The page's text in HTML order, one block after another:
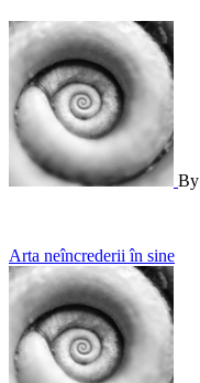
By
Post
navigation
Arta neîncrederii în sine